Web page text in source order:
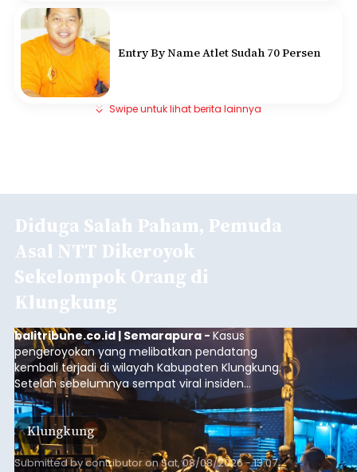
Entry By Name Atlet Sudah 70 Persen
Swipe untuk lihat berita lainnya
Diduga Salah Paham, Pemuda
Asal NTT Dikeroyok
Sekelompok Orang di
Klungkung
balitribune.co.id | Semarapura -Kasus
pengeroyokan yang melibatkan pendatang
kembali terjadi di wilayah Kabupaten Klungkung.
Setelah sebelumnya sempat viral insiden
keributan di barat Pasar Galiran, peristiwa serupa
kini menimpa seorang pemuda asal Kabupaten
Sumba Barat Daya (SBD), Nusa Tenggara Timur
(NTT).
Klungkung
Submitted bycontributoronSat, 08/08/2026 - 13:07